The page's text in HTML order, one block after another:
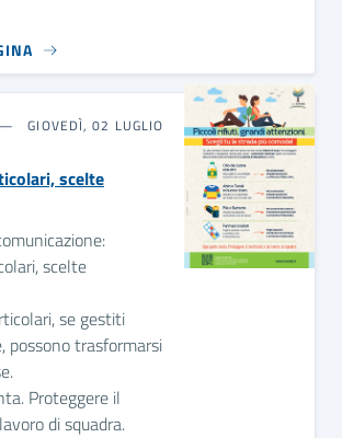
GIOVEDÌ, 02 LUGLIO
scelte
scelte
se gestiti
possono trasformarsi
Proteggere il
di squadra.